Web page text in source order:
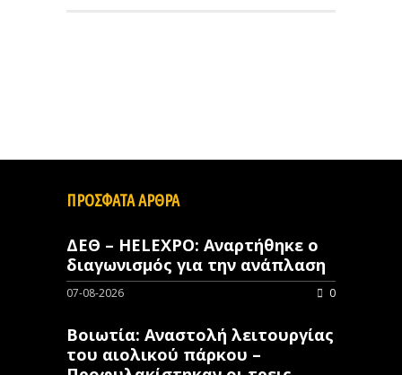
ΠΡΟΣΦΑΤΑ ΑΡΘΡΑ
ΔΕΘ – HELEXPO: Αναρτήθηκε ο
διαγωνισμός για την ανάπλαση
07-08-2026 0
Βοιωτία: Αναστολή λειτουργίας
του αιολικού πάρκου –